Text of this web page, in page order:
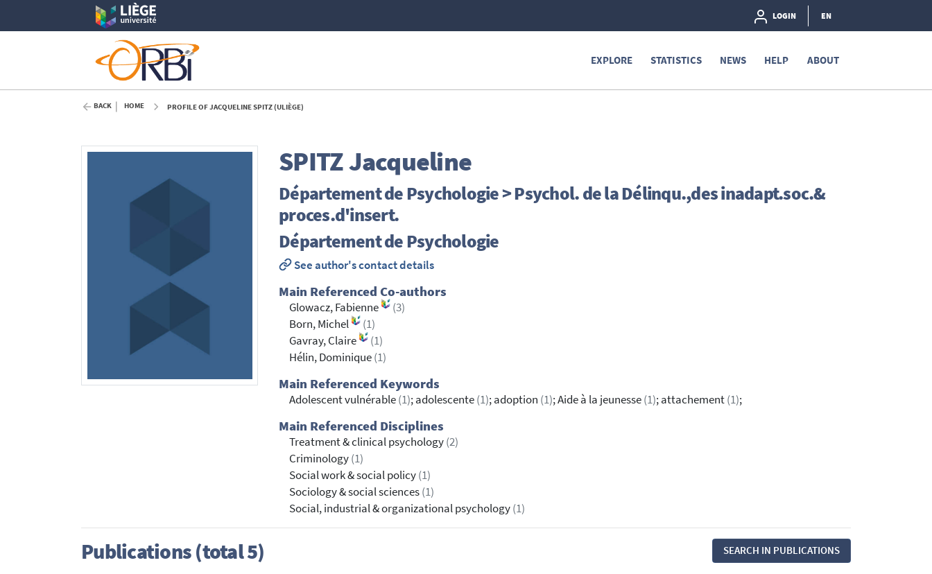
LOGIN EN
EXPLORE STATISTICS NEWS HELP ABOUT
BACK HOME PROFILE OF JACQUELINE SPITZ (ULIÈGE)
SPITZJacqueline
Département de Psychologie > Psychol. de la Délinqu.,des inadapt.soc.&
proces.d'insert.
Département de Psychologie
See author's contact details
Main Referenced Co-authors
Glowacz, Fabienne
(3)
Born, Michel
(1)
Gavray, Claire
(1)
Hélin, Dominique(1)
Main Referenced Keywords
Adolescent vulnérable(1); adolescente(1); adoption (1); Aide à la jeunesse(1); attachement(1);
Main Referenced Disciplines
Treatment & clinical psychology(2)
Criminology(1)
Social work & social policy(1)
Sociology & social sciences(1)
Social, industrial & organizational psychology(1)
Publications (total 5) SEARCH IN PUBLICATIONS